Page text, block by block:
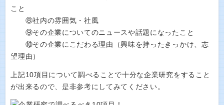
こと
⑧社内の雰囲気・社風
⑨その企業についてのニュースや話題になったこと
⑩その企業にこだわる理由（興味を持ったきっかけ、志
望理由）
上記10項目について調べることで十分な企業研究をすること
が出来るので、是非参考にしてみてください。